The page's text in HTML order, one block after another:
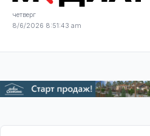
четверг
8/6/2026 8:51:43 am